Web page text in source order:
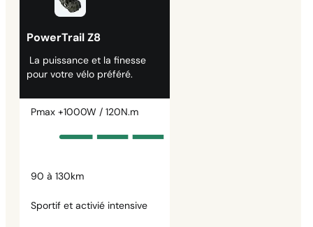
PowerTrail Z8
La puissance et la finesse
pour votre vélo préféré.
Pmax +1000W / 120N.m
90 à 130km
Sportif et activié intensive